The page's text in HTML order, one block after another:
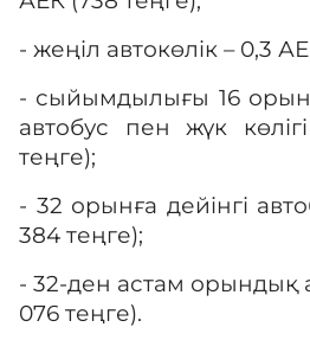
- жеңіл автокөлік – 0,3
- сыйымдылығы 16
автобус пен жүк
теңге);
- 32 орынға дейінгі
384 теңге);
- 32-ден астам орындық
076 теңге).